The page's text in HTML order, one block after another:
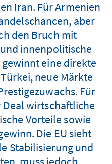
Iran. Für Armenien
aber
den Bruch mit
innenpolitische
eine direkte
neue Märkte
Für
Deal wirtschaftliche
Vorteile sowie
Die EU sieht
Stabilisierung und